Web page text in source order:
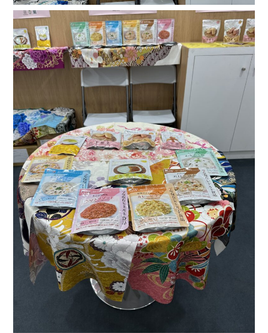
チョッといい話
天災人語
その他
2024年12月
2024年10月
2024年5月
2024年3月
2024年2月
2024年1月
2023年12月
2023年10月
2023年9月
2023年8月